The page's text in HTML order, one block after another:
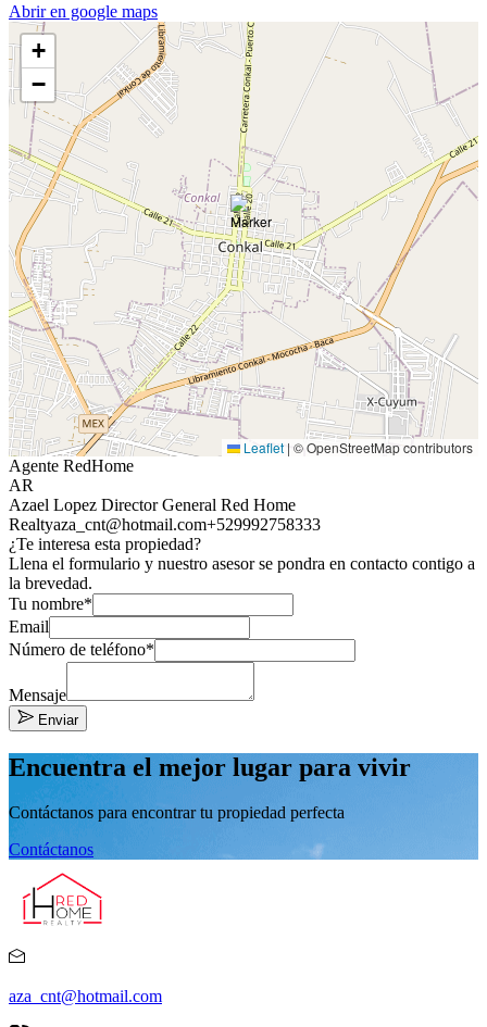
Abrir en google maps
+
−
Leaflet | © OpenStreetMap contributors
Agente RedHome
AR
Azael Lopez Director General Red Home
Realtyaza_cnt@hotmail.com+529992758333
¿Te interesa esta propiedad?
Llena el formulario y nuestro asesor se pondra en contacto contigo a
la brevedad.
Tu nombre*
Email
Número de teléfono*
Mensaje
Enviar
Encuentra el mejor lugar para vivir
Contáctanos para encontrar tu propiedad perfecta
Contáctanos
aza_cnt@hotmail.com